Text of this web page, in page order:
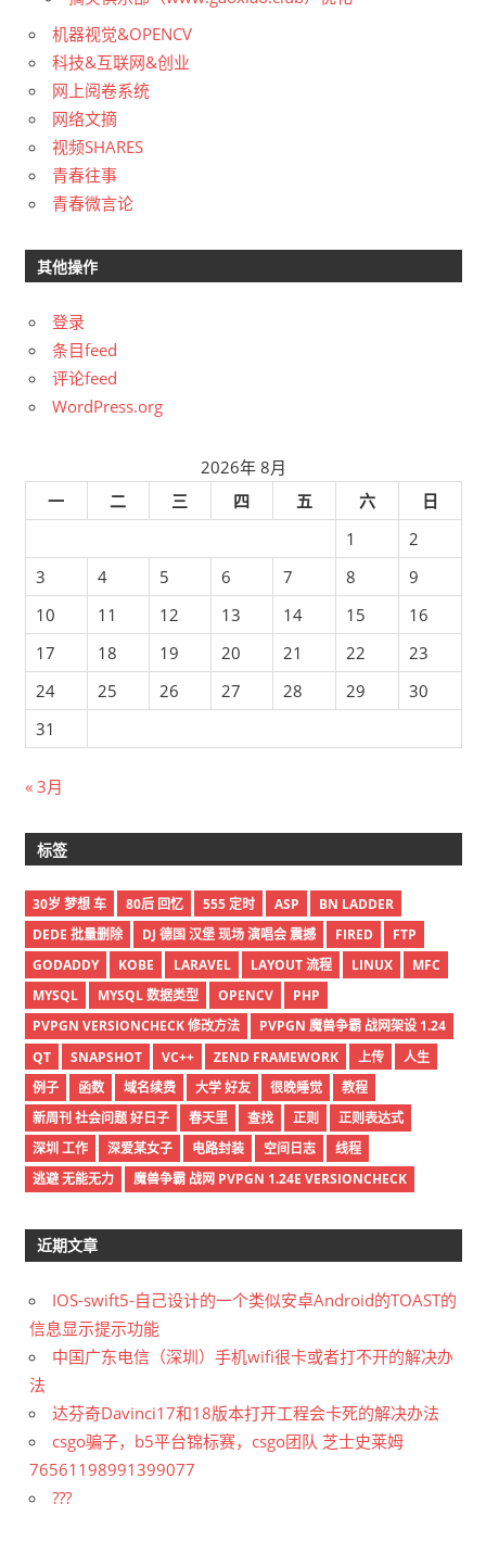
机器视觉&OPENCV
科技&互联网&创业
网上阅卷系统
网络文摘
视频SHARES
青春往事
青春微言论
其他操作
登录
条目feed
评论feed
WordPress.org
2026年 8月
一
二 三 四 五 六
日
1
2
3
4 5 6 7 8
9
10
11 12 13 14 15
16
17
18 19 20 21 22
23
24
25 26 27 28 29
30
31
« 3月
标签
30岁 梦想 车 80后 回忆 555 定时 ASP
BN LADDER
DEDE 批量删除
DJ 德国 汉堡 现场 演唱会 震撼 FIRED
FTP
GODADDY
KOBE LARAVEL LAYOUT 流程 LINUX
MFC
MYSQL
MYSQL 数据类型 OPENCV
PHP
PVPGN VERSIONCHECK 修改方法
PVPGN 魔兽争霸 战网架设 1.24
QT
SNAPSHOT VC++ ZEND FRAMEWORK 上传
人生
例子
函数 域名续费 大学 好友 很晚睡觉
教程
新周刊 社会问题 好日子
春天里 查找 正则
正则表达式
深圳 工作
深爱某女子 电路封装 空间日志
线程
逃避 无能无力
魔兽争霸 战网 PVPGN 1.24E VERSIONCHECK
近期文章
IOS-swift5-自己设计的一个类似安卓Android的TOAST的
信息显示提示功能
中国广东电信（深圳）手机wifi很卡或者打不开的解决办
法
达芬奇Davinci17和18版本打开工程会卡死的解决办法
csgo骗子，b5平台锦标赛，csgo团队 芝士史莱姆
76561198991399077
???